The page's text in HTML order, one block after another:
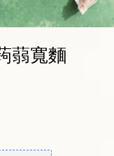
蒻寬麵